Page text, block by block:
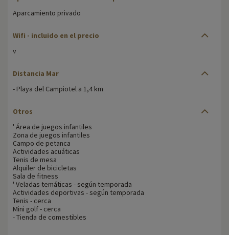
Aparcamiento privado
Wifi - incluido en el precio
v
Distancia Mar
- Playa del Campiotel a 1,4 km
Otros
' Área de juegos infantiles
Zona de juegos infantiles
Campo de petanca
Actividades acuáticas
Tenis de mesa
Alquiler de bicicletas
Sala de fitness
' Veladas temáticas - según temporada
Actividades deportivas - según temporada
Tenis - cerca
Mini golf - cerca
- Tienda de comestibles